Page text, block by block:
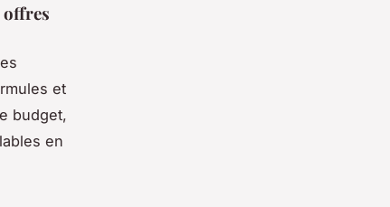
offres
et
budget,
en